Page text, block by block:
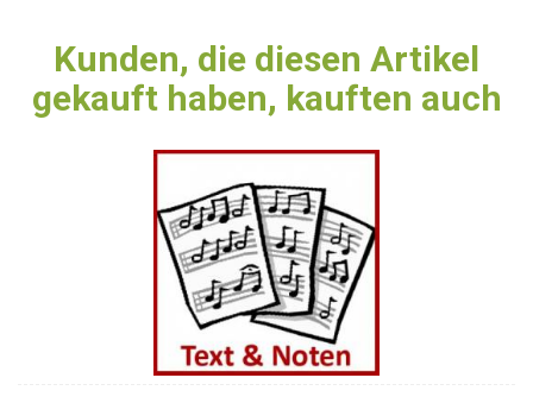
Kunden, die diesen Artikel
gekauft haben, kauften auch